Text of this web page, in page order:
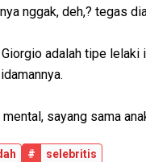
nggak, deh,? tegas
adalah tipe
sayang sama
# selebritis